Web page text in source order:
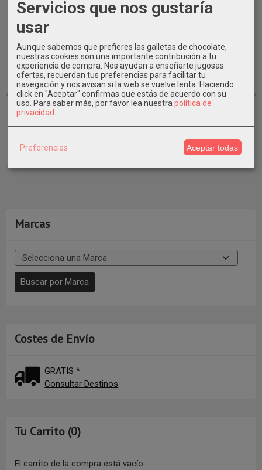
Marcas
Costes de Envío
GRATIS *
Consultar Destinos
Tu Carrito (0)
El carrito de la compra está vacío
Novedad!!!
KIT HAPPY FRESH 12 M Claber 90752
77,01 €
Servicios que nos gustaría
usar
Aunque sabemos que prefieres las galletas de chocolate,
nuestras cookies son una importante contribución a tu
experiencia de compra. Nos ayudan a enseñarte jugosas
ofertas, recuerdan tus preferencias para facilitar tu
navegación y nos avisan si la web se vuelve lenta. Haciendo
click en "Aceptar" confirmas que estás de acuerdo con su
uso. Para saber más, por favor lea nuestra política de
privacidad
Preferencias Aceptar todas